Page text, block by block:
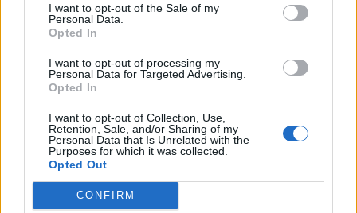
I want to opt-out of the Sale of my
Personal Data.
Opted In
I want to opt-out of processing my
Personal Data for Targeted Advertising.
Opted In
I want to opt-out of Collection, Use,
Retention, Sale, and/or Sharing of my
Personal Data that Is Unrelated with the
Purposes for which it was collected.
Opted Out
CONFIRM